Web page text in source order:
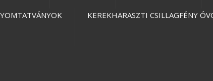
KEREKHARASZTI CSILLAGFÉNY